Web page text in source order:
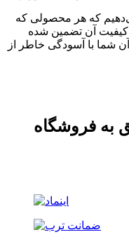
که هر محصولی که
کیفیت آن تضمین شده
شما با آسودگی خاطر از
به فروشگاه